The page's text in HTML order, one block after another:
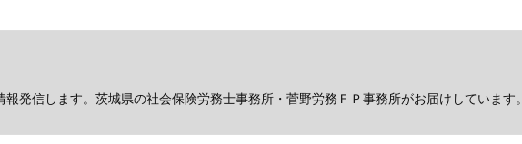
発信します。茨城県の社会保険労務士事務所・菅野労務ＦＰ事務所がお届けしています。